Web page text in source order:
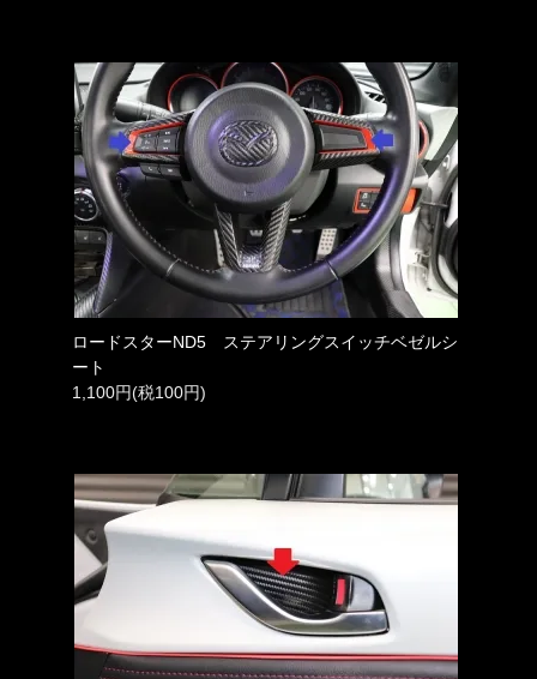
ロードスターND5 ステアリングスイッチベゼルシ
ート
1,100円(税100円)